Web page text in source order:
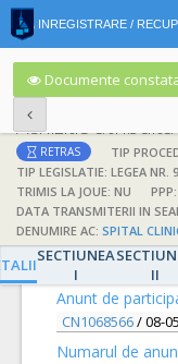
INREGISTRARE /
Documente
RETRAS
TIP
TIP LEGISLATIE: LEGEA NR.
TRIMIS LA JOUE: NU
DATA TRANSMITERII IN
DENUMIRE AC: SPITAL
SECTIUNEA
I
II
DETALII
Anunt de
CN1068566/08-
Numarul de